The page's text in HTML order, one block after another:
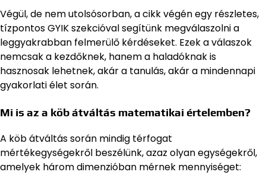
Végül, de nem utolsósorban, a cikk végén egy részletes,
tízpontos GYIK szekcióval segítünk megválaszolni a
leggyakrabban felmerülő kérdéseket. Ezek a válaszok
nemcsak a kezdőknek, hanem a haladóknak is
hasznosak lehetnek, akár a tanulás, akár a mindennapi
gyakorlati élet során.
Mi is az a köb átváltás matematikai értelemben?
A köb átváltás során mindig térfogat
mértékegységekről beszélünk, azaz olyan egységekről,
amelyek három dimenzióban mérnek mennyiséget: